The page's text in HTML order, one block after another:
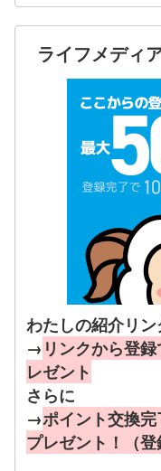
ライフメディ
わたしの紹介リ
→ リンクから登
レゼント
さらに
→ポイント交換
プレゼント！（登